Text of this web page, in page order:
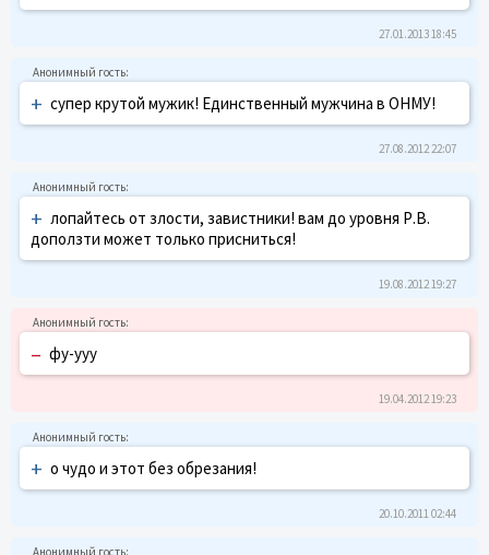
27.01.2013 18:45
+ супер крутой мужик! Единственный мужчина в ОНМУ!
27.08.2012 22:07
+ лопайтесь от злости, завистники! вам до уровня Р.В.
доползти может только присниться!
19.08.2012 19:27
– фу-ууу
19.04.2012 19:23
+ о чудо и этот без обрезания!
20.10.2011 02:44